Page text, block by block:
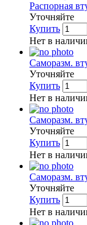
Распорная
Уточняйте
Купить
Нет в
Саморазм.
Уточняйте
Купить
Нет в
Саморазм.
Уточняйте
Купить
Нет в
Саморазм.
Уточняйте
Купить
Нет в